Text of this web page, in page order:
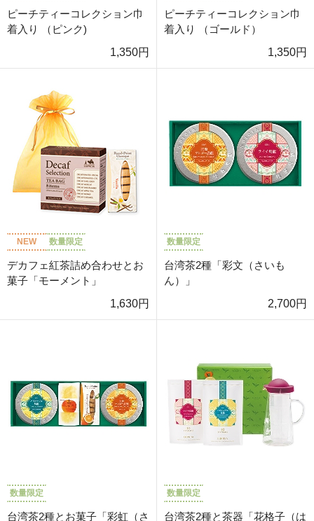
ピーチティーコレクション巾
着入り （ピンク)
1,350円
ピーチティーコレクション巾
着入り （ゴールド）
1,350円
NEW 数量限定
デカフェ紅茶詰め合わせとお
菓子「モーメント」
1,630円
数量限定
台湾茶2種「彩文（さいも
ん）」
2,700円
数量限定
台湾茶2種とお菓子「彩虹（さ
数量限定
台湾茶2種と茶器「花格子（は